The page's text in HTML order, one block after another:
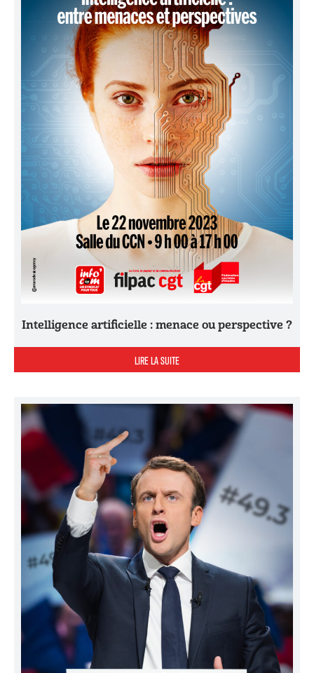
Intelligence artificielle : menace ou perspective ?
LIRE LA SUITE